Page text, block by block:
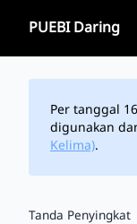
PUEBI Daring
Per tanggal
digunakan
Kelima).
Tanda Penyingkat